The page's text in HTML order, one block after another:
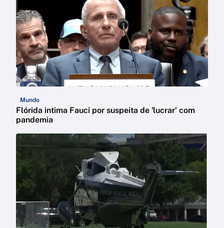
Mundo
Flórida intima Fauci por suspeita de 'lucrar' com
pandemia